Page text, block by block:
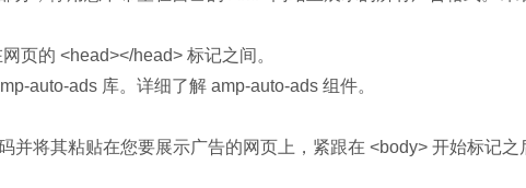
页的 <head></head> 标记之间。
auto-ads 库。详细了解 amp-auto-ads 组件。
并将其粘贴在您要展示广告的网页上，紧跟在 <body> 开始标记之